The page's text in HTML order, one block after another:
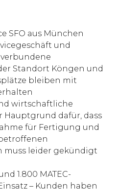
SFO aus München
und
Standort Köngen und
bleiben mit
wirtschaftliche
Hauptgrund dafür, dass
für Fertigung und
muss leider gekündigt
1.800 MATEC-
– Kunden haben